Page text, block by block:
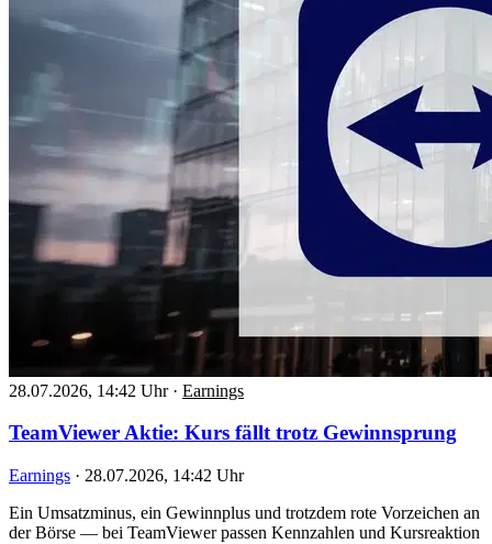
28.07.2026, 14:42 Uhr · Earnings
TeamViewer Aktie: Kurs fällt trotz Gewinnsprung
Earnings · 28.07.2026, 14:42 Uhr
Ein Umsatzminus, ein Gewinnplus und trotzdem rote Vorzeichen an
der Börse — bei TeamViewer passen Kennzahlen und Kursreaktion